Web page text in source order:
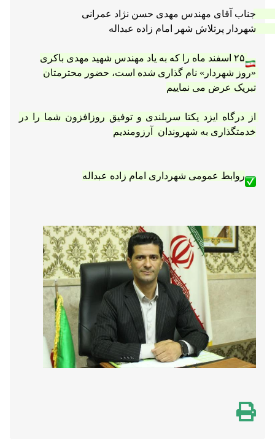
نوشته شده در تاریخ1403/12/25 در ساعت10:39
جناب آقای مهندس مهدی حسن نژاد عمرانی
شهردار پرتلاش شهر امام زاده عبداله
۲۵ اسفند ماه را که به یاد مهندس شهید مهدی باکری
خدمتگذاری به شهروندان  آرزومندیم
روابط عمومی شهرداری امام زاده عبداله